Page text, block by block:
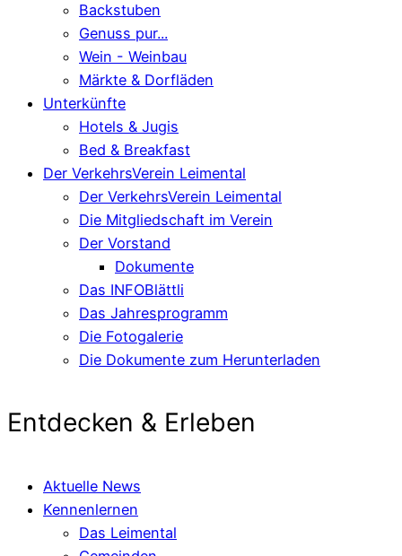
Backstuben
Genuss pur...
Wein - Weinbau
Märkte & Dorfläden
Unterkünfte
Hotels & Jugis
Bed & Breakfast
Der VerkehrsVerein Leimental
Der VerkehrsVerein Leimental
Die Mitgliedschaft im Verein
Der Vorstand
Dokumente
Das INFOBlättli
Das Jahresprogramm
Die Fotogalerie
Die Dokumente zum Herunterladen
Entdecken & Erleben
Aktuelle News
Kennenlernen
Das Leimental